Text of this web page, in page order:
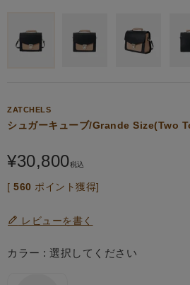
ZATCHELS
シュガーキューブ/Grande Size(Two
¥30,800税込
[ 560 ポイント獲得]
レビューを書く
カラー 選択してください